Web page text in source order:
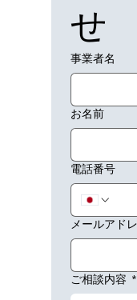
せ
事業者名
お名前
電話番号
メールアド
ご相談内容 *